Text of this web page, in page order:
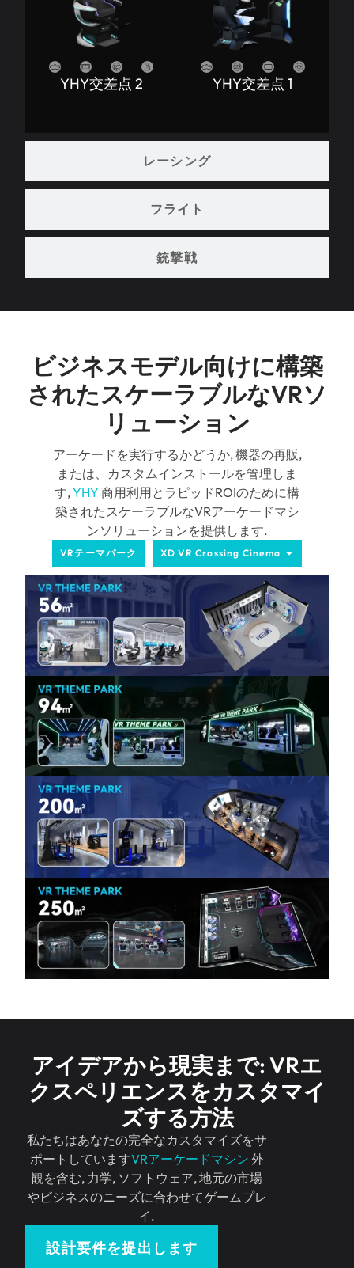
レーシング
フライト
銃撃戦
YHY交差点 2 YHY交差点 1
ビジネスモデル向けに構築
されたスケーラブルなVRソ
リューション
アーケードを実行するかどうか, 機器の再販,
または、カスタムインストールを管理しま
す,YHY 商用利用とラピッドROIのために構
築されたスケーラブルなVRアーケードマシ
ンソリューションを提供します.
VRテーマパーク XD VR Crossing Cinema
アイデアから現実まで: VRエ
クスペリエンスをカスタマイ
ズする方法
私たちはあなたの完全なカスタマイズをサ
ポートしていますVRアーケードマシン 外
観を含む, 力学, ソフトウェア, 地元の市場
やビジネスのニーズに合わせてゲームプレ
イ.
設計要件を提出します